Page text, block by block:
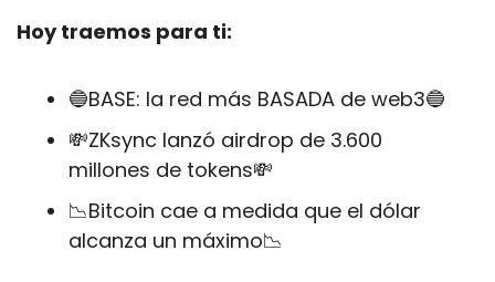
Hoy traemos para ti:
🔵BASE: la red más BASADA de web3🔵
💸ZKsync lanzó airdrop de 3.600
millones de tokens💸
📉Bitcoin cae a medida que el dólar
alcanza un máximo📉